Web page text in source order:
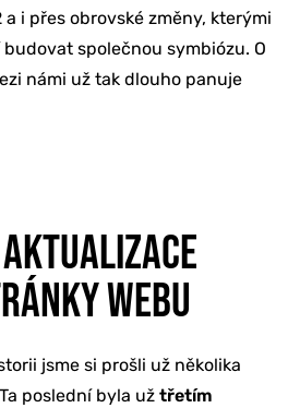
i přes obrovské změny, kterými
společnou symbiózu. O
námi už tak dlouho panuje
WEBU
jsme si prošli už několika
poslední byla už třetím